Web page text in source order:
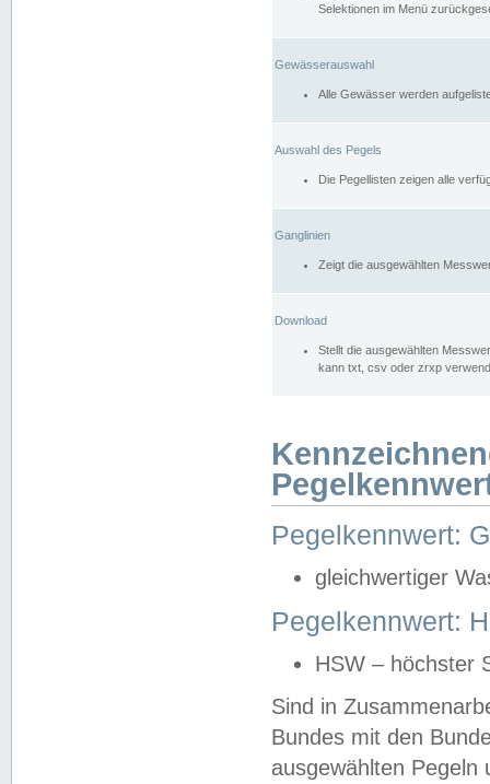
Selektionen im Menü
Gewässerauswahl
Alle Gewässer werden
Auswahl des Pegels
Die Pegellisten zeigen alle
Ganglinien
Zeigt die ausgewählten
Download
Stellt die ausgewählten
kann txt, csv oder zrxp
Pegelkennwert:
gleichwertiger
Pegelkennwert:
HSW – höchster
Sind in
Bundes mit den
ausgewählten